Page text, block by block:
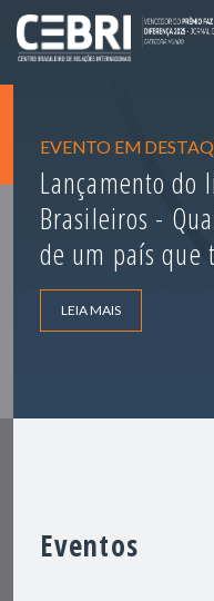
EVENTO EM
Lançamento do
Brasileiros -
de um país
LEIA MAIS
Eventos